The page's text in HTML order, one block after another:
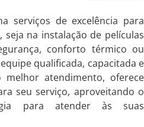
serviços de excelência para
na instalação de películas
conforto térmico ou
qualificada, capacitada e
atendimento, oferece
seu serviço, aproveitando o
para atender às suas